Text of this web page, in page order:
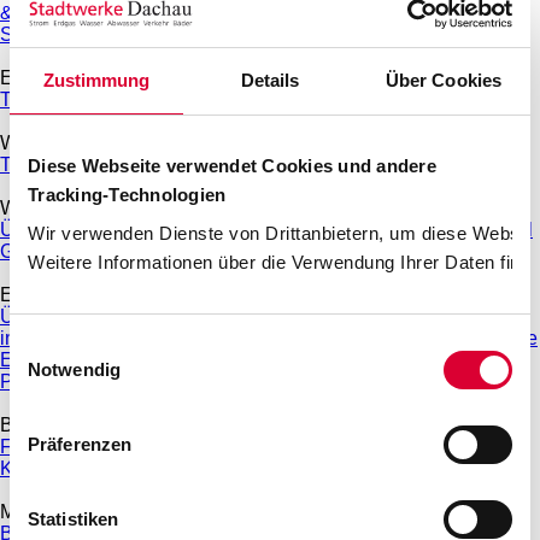
Zustimmung Details Über Cookies
Diese Webseite verwendet Cookies und andere
Tracking-Technologien
Wir verwenden Dienste von Drittanbietern, um diese
Weitere Informationen über die Verwendung Ihrer Daten
Einwilligungsauswahl
Notwendig
Präferenzen
Statistiken
& Veröffentlichungspflichten
EEG-Direktvermarktung
Sonnenkraft für Dachau
Anmeldeportal Schausteller Volksfest
Erdgas
Tarifrechner Erdgas
Wasser und Abwasser
TrinkwasserAbwasser Gebühren Umzug
Wärme
Übersicht Wärme VarioWärme komplett PlusWärme Heizmobil
Geothermie
E-Mobilität
Übersicht E-Mobilität Wallboxen zum Aktionspreis Ladesäulen
in Dachau
Ladekarte und Preise
E-Mobilität für Unternehmen
Ladestruktur für Kommunen
Prämie für THG-Quote
Bäder
Freibad & Familienbad
Fitness- und
Kinderangebote
Mobilität
Busverkehr in Dachau